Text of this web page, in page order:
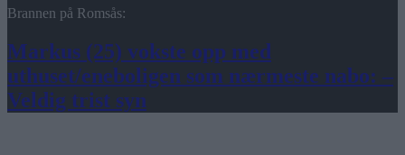
Brannen på Romsås:
Markus (25) vokste opp med
uthuset/eneboligen som nærmeste nabo: –
Veldig trist syn